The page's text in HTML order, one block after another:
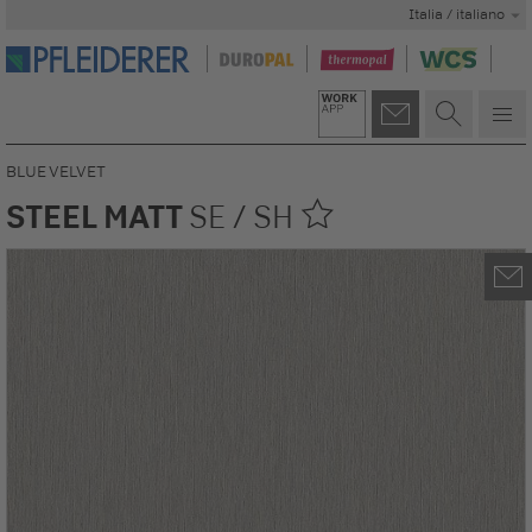
Italia / italiano
BLUE VELVET
STEEL MATT SE / SH